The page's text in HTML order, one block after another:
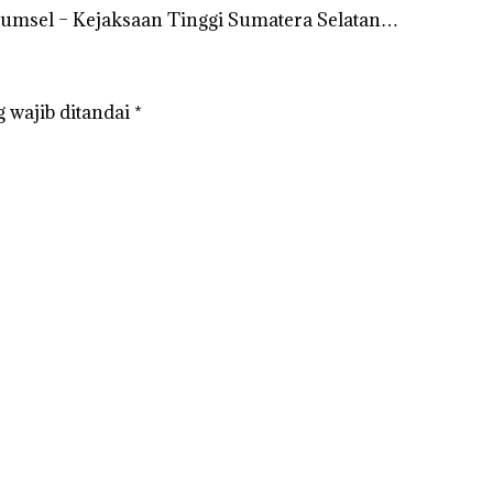
– Kejaksaan Tinggi Sumatera Selatan…
wajib ditandai *